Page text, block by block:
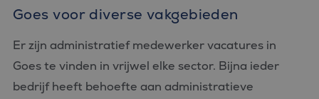
Goes voor diverse vakgebieden
Er zijn administratief medewerker vacatures in
Goes te vinden in vrijwel elke sector. Bijna ieder
bedrijf heeft behoefte aan administratieve